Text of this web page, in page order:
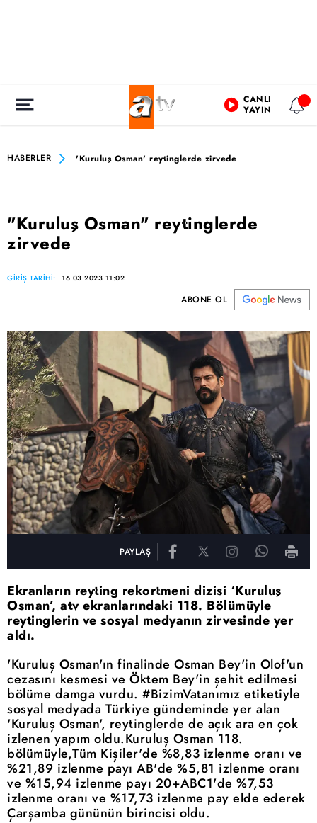
CANLI
YAYIN
HABERLER 'Kuruluş Osman' reytinglerde zirvede
"Kuruluş Osman" reytinglerde
zirvede
GİRİŞ TARİHİ: 16.03.2023 11:02
ABONE OL
PAYLAŞ
Ekranların reyting rekortmeni dizisi ‘Kuruluş
Osman’, atv ekranlarındaki 118. Bölümüyle
reytinglerin ve sosyal medyanın zirvesinde yer
aldı.
'Kuruluş Osman'ın finalinde Osman Bey'in Olof'un
cezasını kesmesi ve Öktem Bey'in şehit edilmesi
bölüme damga vurdu. #BizimVatanımız etiketiyle
sosyal medyada Türkiye gündeminde yer alan
'Kuruluş Osman', reytinglerde de açık ara en çok
izlenen yapım oldu.Kuruluş Osman 118.
bölümüyle,Tüm Kişiler'de %8,83 izlenme oranı ve
%21,89 izlenme payı AB'de %5,81 izlenme oranı
ve %15,94 izlenme payı 20+ABC1'de %7,53
izlenme oranı ve %17,73 izlenme pay elde ederek
Çarşamba gününün birincisi oldu.